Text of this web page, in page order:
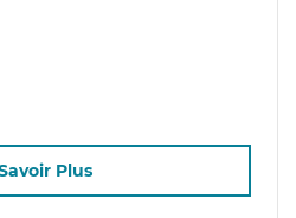
Plus